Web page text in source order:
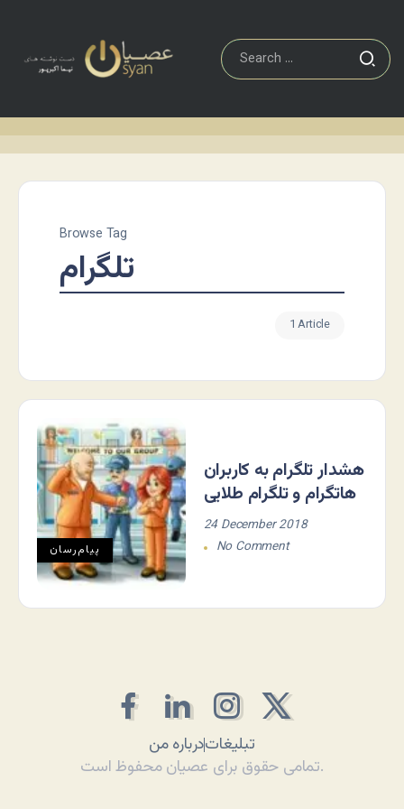
Browse Tag
تلگرام
1 Article
پیام‌رسان
هشدار تلگرام به کاربران
هاتگرام و تلگرام طلایی
24 December 2018
No Comment
درباره منتبلیغات
تمامی حقوق برای عصیان محفوظ است.